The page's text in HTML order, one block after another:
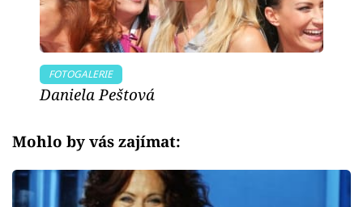
FOTOGALERIE
Daniela Peštová
Mohlo by vás zajímat: